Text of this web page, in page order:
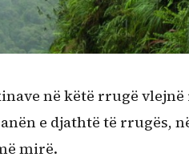
në këtë rrugë
e djathtë të rrugës,
mirë.